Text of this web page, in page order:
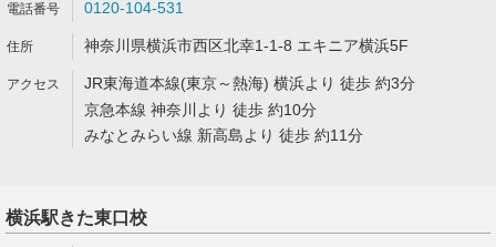
0120-104-531
神奈川県横浜市西区北幸1-1-8 エキニア横浜5F
JR東海道本線(東京～熱海) 横浜より 徒歩 約3分
京急本線 神奈川より 徒歩 約10分
みなとみらい線 新高島より 徒歩 約11分
横浜駅きた東口校